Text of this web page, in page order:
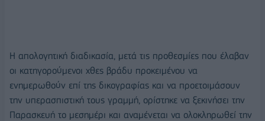
Η απολογητική διαδικασία, μετά τις προθεσμίες που έλαβαν
οι κατηγορούμενοι χθες βράδυ προκειμένου να
ενημερωθούν επί της δικογραφίας και να προετοιμάσουν
την υπερασπιστική τους γραμμή, ορίστηκε να ξεκινήσει την
Παρασκευή το μεσημέρι και αναμένεται να ολοκληρωθεί την